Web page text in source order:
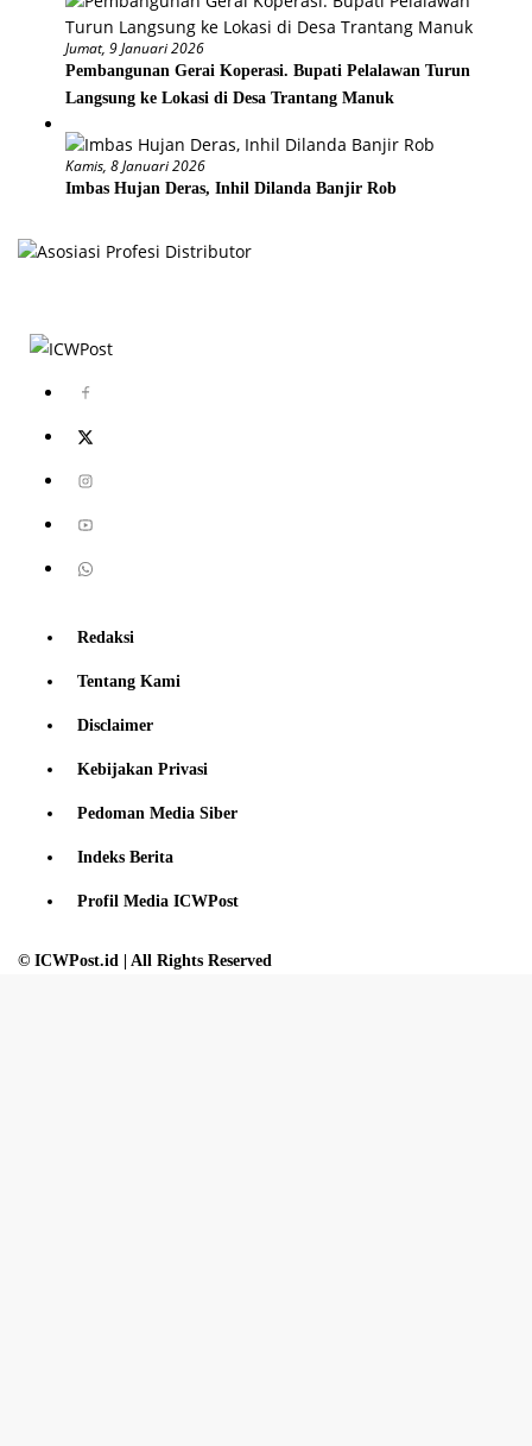
Jumat, 9 Januari 2026
Pembangunan Gerai Koperasi. Bupati Pelalawan Turun
Langsung ke Lokasi di Desa Trantang Manuk
Kamis, 8 Januari 2026
Imbas Hujan Deras, Inhil Dilanda Banjir Rob
Redaksi
Tentang Kami
Disclaimer
Kebijakan Privasi
Pedoman Media Siber
Indeks Berita
Profil Media ICWPost
© ICWPost.id | All Rights Reserved